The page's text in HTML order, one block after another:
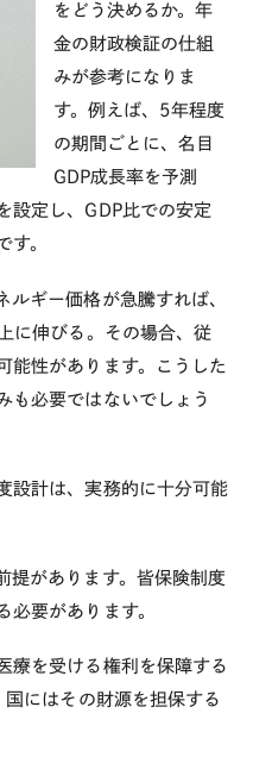
をどう決めるか。年
金の財政検証の仕組
みが参考になりま
す。例えば、 5年程度
の期間ごとに、名目
GDP成長率を予測
設定し、 GDP比での安定
す。
ルギー価格が急騰すれば、
に伸びる。その場合、従
能性があります。こうした
も必要ではないでしょう
設計は、実務的に十分可能
があります。皆保険制度
必要があります。
療を受ける権利を保障する
国にはその財源を担保する